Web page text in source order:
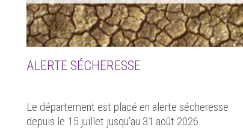
ALERTE SÉCHERESSE
Le département est placé en alerte sécheresse
depuis le 15 juillet jusqu'au 31 août 2026.